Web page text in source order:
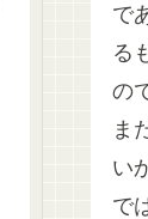
で
る
の
ま
い
で